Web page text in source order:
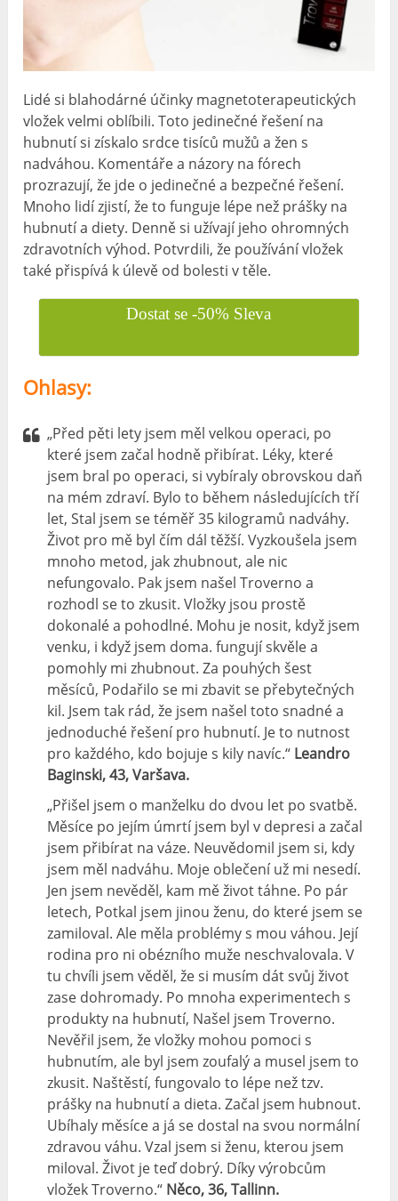
Lidé si blahodárné účinky magnetoterapeutických
vložek velmi oblíbili. Toto jedinečné řešení na
hubnutí si získalo srdce tisíců mužů a žen s
nadváhou. Komentáře a názory na fórech
prozrazují, že jde o jedinečné a bezpečné řešení.
Mnoho lidí zjistí, že to funguje lépe než prášky na
hubnutí a diety. Denně si užívají jeho ohromných
zdravotních výhod. Potvrdili, že používání vložek
také přispívá k úlevě od bolesti v těle.
Dostat se -50% Sleva
Ohlasy:
„Před pěti lety jsem měl velkou operaci, po
které jsem začal hodně přibírat. Léky, které
jsem bral po operaci, si vybíraly obrovskou daň
na mém zdraví. Bylo to během následujících tří
let, Stal jsem se téměř 35 kilogramů nadváhy.
Život pro mě byl čím dál těžší. Vyzkoušela jsem
mnoho metod, jak zhubnout, ale nic
nefungovalo. Pak jsem našel Troverno a
rozhodl se to zkusit. Vložky jsou prostě
dokonalé a pohodlné. Mohu je nosit, když jsem
venku, i když jsem doma. fungují skvěle a
pomohly mi zhubnout. Za pouhých šest
měsíců, Podařilo se mi zbavit se přebytečných
kil. Jsem tak rád, že jsem našel toto snadné a
jednoduché řešení pro hubnutí. Je to nutnost
pro každého, kdo bojuje s kily navíc.“ Leandro
Baginski, 43, Varšava.
„Přišel jsem o manželku do dvou let po svatbě.
Měsíce po jejím úmrtí jsem byl v depresi a začal
jsem přibírat na váze. Neuvědomil jsem si, kdy
jsem měl nadváhu. Moje oblečení už mi nesedí.
Jen jsem nevěděl, kam mě život táhne. Po pár
letech, Potkal jsem jinou ženu, do které jsem se
zamiloval. Ale měla problémy s mou váhou. Její
rodina pro ni obézního muže neschvalovala. V
tu chvíli jsem věděl, že si musím dát svůj život
zase dohromady. Po mnoha experimentech s
produkty na hubnutí, Našel jsem Troverno.
Nevěřil jsem, že vložky mohou pomoci s
hubnutím, ale byl jsem zoufalý a musel jsem to
zkusit. Naštěstí, fungovalo to lépe než tzv.
prášky na hubnutí a dieta. Začal jsem hubnout.
Ubíhaly měsíce a já se dostal na svou normální
zdravou váhu. Vzal jsem si ženu, kterou jsem
miloval. Život je teď dobrý. Díky výrobcům
vložek Troverno.“ Něco, 36, Tallinn.